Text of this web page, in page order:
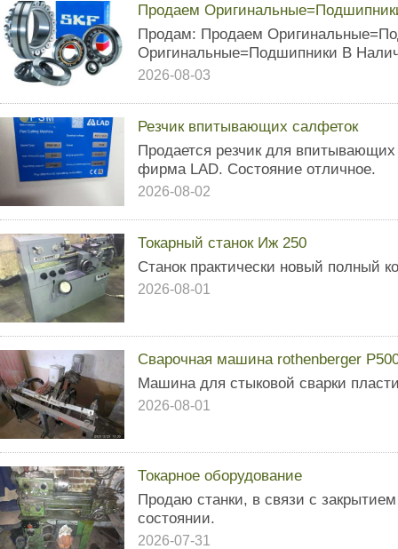
Продаем
Продам: Продаем
Оригинальные=Подшипники В
2026-08-03
Резчик впитывающих салфеток
Продается резчик для
фирма LAD. Состояние отличное.
2026-08-02
Токарный станок Иж 250
Станок практически новый полный
2026-08-01
Сварочная машина rothenberger
Машина для стыковой сварки
2026-08-01
Токарное оборудование
Продаю станки, в связи с
состоянии.
2026-07-31